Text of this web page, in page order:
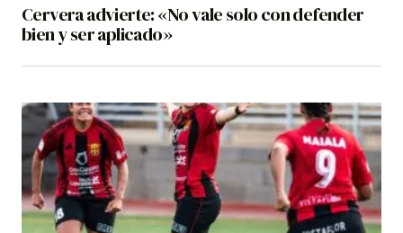
Cervera advierte: «No vale solo con defender
bien y ser aplicado»